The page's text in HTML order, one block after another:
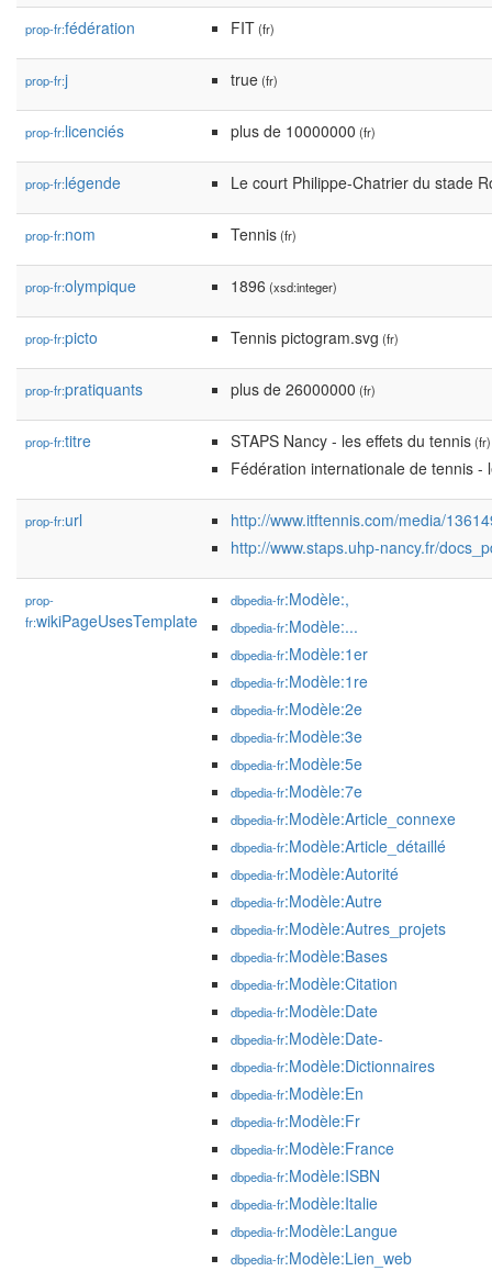
prop-fr:fédération FIT(fr)
prop-fr:j true(fr)
prop-fr:licenciés plus de 10000000 (fr)
prop-fr:légende Le court Philippe-Chatrier du stade
prop-fr:nom Tennis(fr)
prop-fr:olympique 1896 (xsd:integer)
prop-fr:picto Tennis pictogram.svg (fr)
prop-fr:pratiquants plus de 26000000 (fr)
prop-fr:titre STAPS Nancy - les effets du tennis(fr)
Fédération internationale de tennis -
prop-fr:url
http://www.itftennis.com/media/
http://www.staps.uhp-nancy.fr/
prop-
fr:wikiPageUsesTemplate
dbpedia-fr:Modèle:,
dbpedia-fr:Modèle:...
dbpedia-fr:Modèle:1er
dbpedia-fr:Modèle:1re
dbpedia-fr:Modèle:2e
dbpedia-fr:Modèle:3e
dbpedia-fr:Modèle:5e
dbpedia-fr:Modèle:7e
dbpedia-fr:Modèle:Article_connexe
dbpedia-fr:Modèle:Article_détaillé
dbpedia-fr:Modèle:Autorité
dbpedia-fr:Modèle:Autre
dbpedia-fr:Modèle:Autres_projets
dbpedia-fr:Modèle:Bases
dbpedia-fr:Modèle:Citation
dbpedia-fr:Modèle:Date
dbpedia-fr:Modèle:Date-
dbpedia-fr:Modèle:Dictionnaires
dbpedia-fr:Modèle:En
dbpedia-fr:Modèle:Fr
dbpedia-fr:Modèle:France
dbpedia-fr:Modèle:ISBN
dbpedia-fr:Modèle:Italie
dbpedia-fr:Modèle:Langue
dbpedia-fr:Modèle:Lien_web